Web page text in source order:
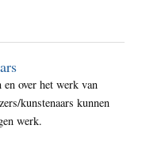
over het werk van
kunstenaars kunnen
werk.